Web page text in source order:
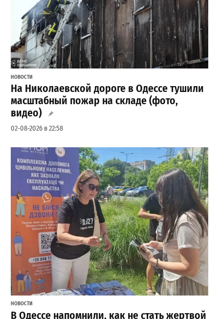
НОВОСТИ
На Николаевской дороге в Одессе тушили
масштабный пожар на складе (фото,
видео)
02-08-2026 в 22:58
НОВОСТИ
В Одессе напомнили, как не стать жертвой